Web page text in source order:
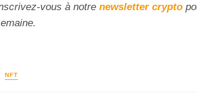
vous à notre newsletter crypto
NFT